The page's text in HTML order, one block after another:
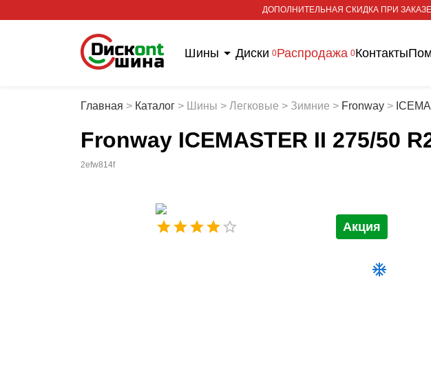
ДОПОЛНИТЕЛЬНАЯ СКИДКА ПРИ
Шины Диски 0Распродажа 0Контакты
Главная > Каталог > Шины > Легковые > Зимние > Fronway >
Fronway ICEMASTER II 275/50
2efw814f
Акция